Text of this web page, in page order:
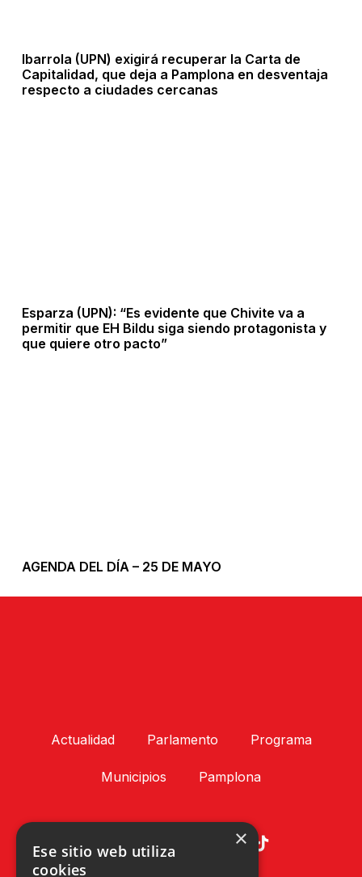
Ibarrola (UPN) exigirá recuperar la Carta de
Capitalidad, que deja a Pamplona en desventaja
respecto a ciudades cercanas
Esparza (UPN): “Es evidente que Chivite va a
permitir que EH Bildu siga siendo protagonista y
que quiere otro pacto”
AGENDA DEL DÍA – 25 DE MAYO
Actualidad Parlamento Programa
Municipios Pamplona
×
Ese sitio web utiliza
cookies